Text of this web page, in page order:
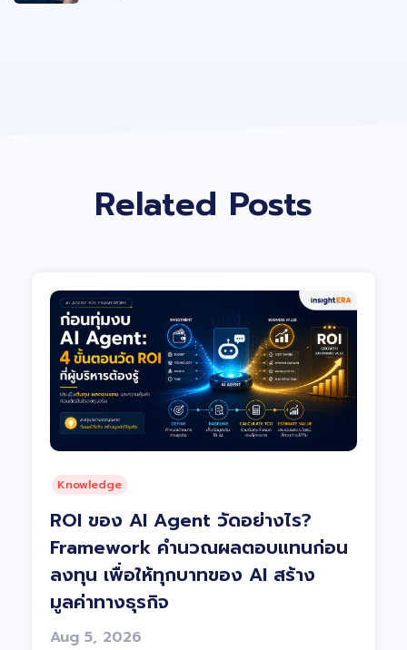
Related Posts
Knowledge
ROI ของ AI Agent วัดอย่างไร?
Framework คำนวณผลตอบแทนก่อน
ลงทุน เพื่อให้ทุกบาทของ AI สร้าง
มูลค่าทางธุรกิจ
Aug 5, 2026